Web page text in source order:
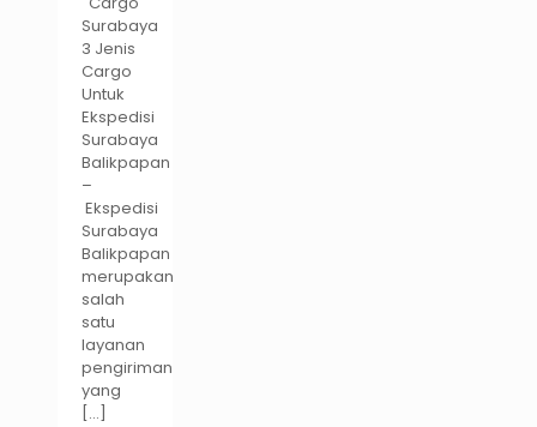
Surabaya
3 Jenis
Cargo
Untuk
Ekspedisi
Surabaya
Balikpapan
–
Ekspedisi
Surabaya
Balikpapan
merupakan
salah
satu
layanan
pengiriman
yang
[…]